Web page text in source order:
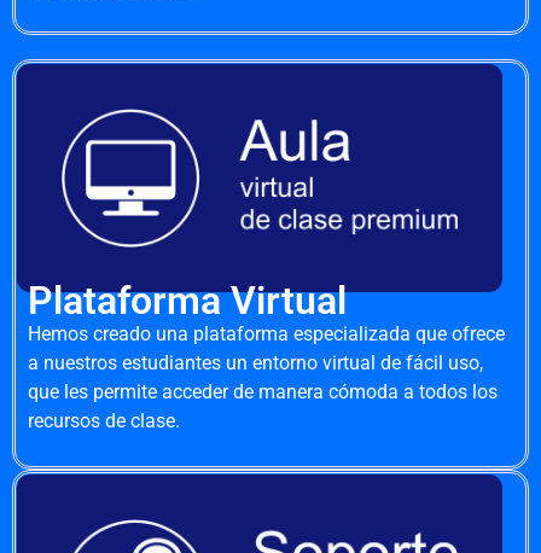
Plataforma Virtual
Hemos creado una plataforma especializada que ofrece
a nuestros estudiantes un entorno virtual de fácil uso,
que les permite acceder de manera cómoda a todos los
recursos de clase.